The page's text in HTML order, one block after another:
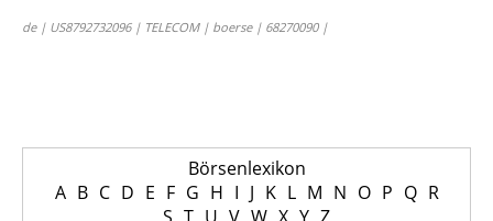
de | US8792732096 | TELECOM | boerse | 68270090 |
Börsenlexikon
A B C D E F G H I J K L M N O P Q R